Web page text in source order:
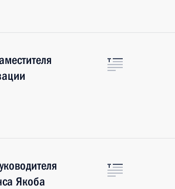
Якоба